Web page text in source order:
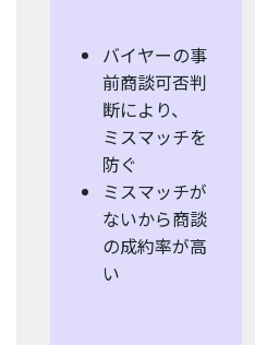
バイヤーの事
前商談可否判
断により、
ミスマッチを
防ぐ
ミスマッチが
ないから商談
の成約率が高
い